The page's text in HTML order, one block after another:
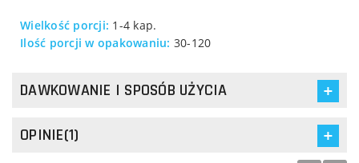
Wielkość porcji: 1-4 kap.
Ilość porcji w opakowaniu: 30-120
DAWKOWANIE I SPOSÓB UŻYCIA
OPINIE(1)